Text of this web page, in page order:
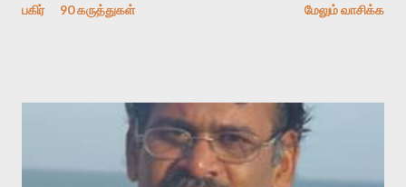
காலத்தில் ஜாலவித்தைக்காரர்கள் வந்து போன பின் அவர்களின்
அதிகமாக்கும். கொல்லாது. ஒரு கனவை மீட்டெடுப்பதன் நோக்கம்
என்னவாக இருக்கும்? கவிதையின் அரூப இயக்கத்தை பொதுவயமாக
வடிக்க முயல்வதும் அதற்கே. கோயில் கருவறையின்
பகிர் 90 கருத்துகள் மேலும் வாசிக்க